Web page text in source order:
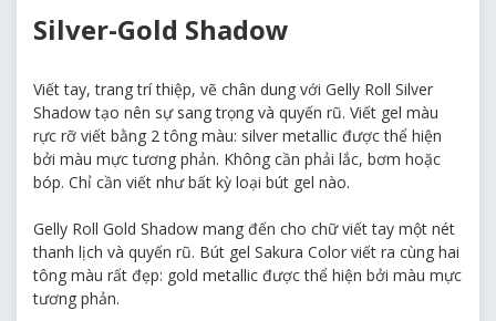
Silver-Gold Shadow
Viết tay, trang trí thiệp, vẽ chân dung với Gelly Roll Silver
Shadow tạo nên sự sang trọng và quyến rũ. Viết gel màu
rực rỡ viết bằng 2 tông màu: silver metallic được thể hiện
bởi màu mực tương phản. Không cần phải lắc, bơm hoặc
bóp. Chỉ cần viết như bất kỳ loại bút gel nào.
Gelly Roll Gold Shadow mang đến cho chữ viết tay một nét
thanh lịch và quyến rũ. Bút gel Sakura Color viết ra cùng hai
tông màu rất đẹp: gold metallic được thể hiện bởi màu mực
tương phản.